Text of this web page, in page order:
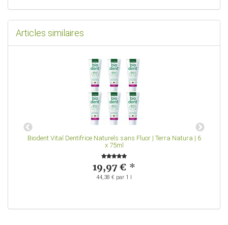
Articles similaires
Biodent Vital Dentifrice Naturels sans Fluor | Terra Natura | 6
x 75ml
19,97 € *
44,38 € par 1 l